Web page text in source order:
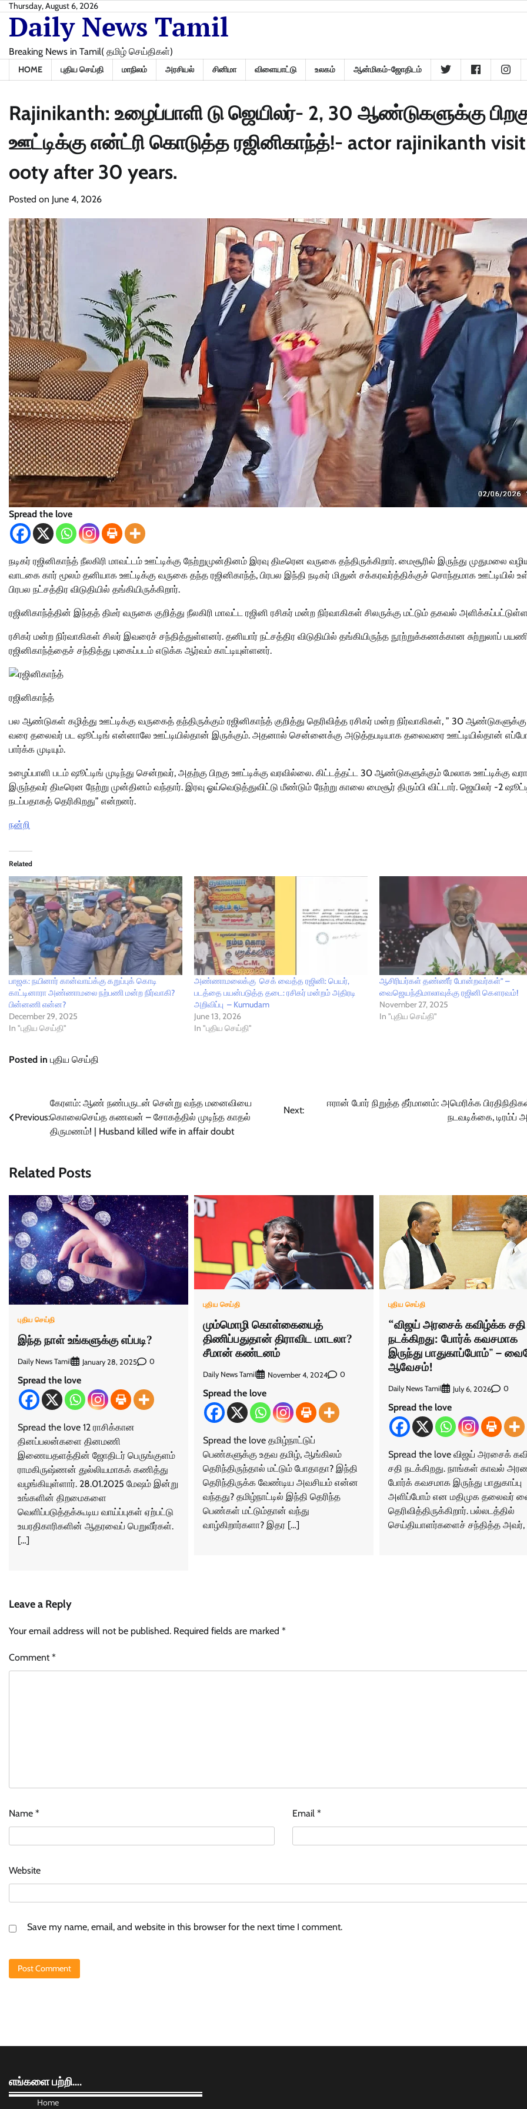
Skip
content
Thursday, August 6, 2026
Daily News Tamil
Breaking News in Tamil( தமிழ் செய்திகள்)
HOME புதிய செய்தி மாநிலம் அரசியல் சினிமா விளையாட்டு உலகம் ஆன்மிகம்-ஜோதிடம்
Rajinikanth: உழைப்பாளி டு ஜெயிலர்- 2, 30 ஆண்டுகளுக்கு
ஊட்டிக்கு என்ட்ரி கொடுத்த ரஜினிகாந்த்!- actor rajinikanth visit
ooty after 30 years.
Posted on June 4, 2026
Spread the love
நடிகர் ரஜினிகாந்த் நீலகிரி மாவட்டம் ஊட்டிக்கு நேற்றுமுன்தினம் இரவு திடீரென வருகை தந்திருக்கிறார். மைசூரில் இருந்து முதுமலை
வாடகை கார் மூலம் தனியாக ஊட்டிக்கு வருகை தந்த ரஜினிகாந்த், பிரபல இந்தி நடிகர் மிதுன் சக்கரவர்த்திக்குச் சொந்தமாக ஊட்டியில்
பிரபல நட்சத்திர விடுதியில் தங்கியிருக்கிறார்.
ரஜினிகாந்த்தின் இந்தத் திடீர் வருகை குறித்து நீலகிரி மாவட்ட ரஜினி ரசிகர் மன்ற நிர்வாகிகள் சிலருக்கு மட்டும் தகவல்
ரசிகர் மன்ற நிர்வாகிகள் சிலர் இவரைச் சந்தித்துள்ளனர். தனியார் நட்சத்திர விடுதியில் தங்கியிருந்த நூற்றுக்கணக்கான சுற்றுலாப்
ரஜினிகாந்த்தைச்‌ சந்தித்து புகைப்படம் எடுக்க ஆர்வம் காட்டியுள்ளனர்.
ரஜினிகாந்த்
பல ஆண்டுகள் கழித்து ஊட்டிக்கு வருகைத் தந்திருக்கும் ரஜினிகாந்த் குறித்து தெரிவித்த ரசிகர் மன்ற நிர்வாகிகள், ” 30 ஆண்டுகளுக்கு
வரை தலைவர் பட ஷூட்டிங் என்னாலே ஊட்டியில்தான் இருக்கும். அதனால் சென்னைக்கு அடுத்தபடியாக தலைவரை ஊட்டியில்தான்
பார்க்க முடியும்.
உழைப்பாளி படம் ஷூட்டிங் முடிந்து சென்றவர், அதற்கு பிறகு ஊட்டிக்கு வரவில்லை. கிட்டத்தட்ட 30 ஆண்டுகளுக்கும் மேலாக ஊட்டிக்கு
இருந்தவர் திடீரென நேற்று முன்தினம் வந்தார். இரவு ஓய்வெடுத்துவிட்டு மீண்டும் நேற்று காலை மைசூர் திரும்பி விட்டார். ஜெயிலர் -2
நடப்பதாகத் தெரிகிறது” என்றனர்.
நன்றி
Related
பாஜக: நயினார் கான்வாய்க்கு கறுப்புக் கொடி
காட்டினாரா அண்ணாமலை நற்பணி மன்ற நிர்வாகி?
பின்னணி என்ன?
December 29, 2025
In "புதிய செய்தி"
அண்ணாமலைக்கு செக் வைத்த ரஜினி: பெயர்,
படத்தை பயன்படுத்த தடை: ரசிகர் மன்றம் அதிரடி
அறிவிப்பு – Kumudam
June 13, 2026
In "புதிய செய்தி"
ஆசிரியர்கள் தண்ணீர் போன்றவர்கள்” –
வைஜெயந்திமாலாவுக்கு ரஜினி கௌரவம்!
November 27, 2025
In "புதிய செய்தி"
Posted in புதிய செய்தி
navigation
Previous:
கேரளம்: ஆண் நண்பருடன் சென்று வந்த மனைவியை
கொலைசெய்த கணவன் – சோகத்தில் முடிந்த காதல்
திருமணம்! | Husband killed wife in affair doubt
Next:
ஈரான் போர் நிறுத்த தீர்மானம்: அமெரிக்க
நடவடிக்கை, டிரம்ப்
Related Posts
புதிய செய்தி
இந்த நாள் உங்களுக்கு எப்படி?
Daily News Tamil January 28, 2025 0
Spread the love
Spread the love 12 ராசிக்கான
தினப்பலன்களை தினமணி
இணையதளத்தின் ஜோதிடர் பெருங்குளம்
ராமகிருஷ்ணன் துல்லியமாகக் கணித்து
வழங்கியுள்ளார். 28.01.2025 மேஷம் இன்று
உங்களின் திறமைகளை
வெளிப்படுத்தக்கூடிய வாய்ப்புகள் ஏற்பட்டு
உயரதிகாரிகளின் ஆதரவைப் பெறுவீர்கள்.
[…]
புதிய செய்தி
மும்மொழி கொள்கையைத்
திணிப்பதுதான் திராவிட மாடலா?
சீமான் கண்டனம்
Daily News Tamil November 4, 2024 0
Spread the love
Spread the love தமிழ்நாட்டுப்
பெண்களுக்கு உதவ தமிழ், ஆங்கிலம்
தெரிந்திருந்தால் மட்டும் போதாதா? இந்தி
தெரிந்திருக்க வேண்டிய அவசியம் என்ன
வந்தது? தமிழ்நாட்டில் இந்தி தெரிந்த
பெண்கள் மட்டும்தான் வந்து
வாழ்கிறார்களா? இதர […]
புதிய செய்தி
“விஜய் அரசைக் கவிழ்க்க சதி
நடக்கிறது: போர்க் கவசமாக
இருந்து பாதுகாப்போம்" –
ஆவேசம்!
Daily News Tamil July 6, 2026 0
Spread the love
Spread the love விஜய் அரசைக்
சதி நடக்கிறது. நாங்கள் காவல்
போர்க் கவசமாக இருந்து பாதுகாப்பு
அளிப்போம் என மதிமுக தலைவர்
தெரிவித்திருக்கிறார். பல்லடத்தில்
செய்தியாளர்களைச் சந்தித்த அவர்,
Leave a Reply
Your email address will not be published. Required fields are marked *
Comment*
Name * Email*
Website
Save my name, email, and website in this browser for the next time I comment.
எங்களை பற்றி….
Home